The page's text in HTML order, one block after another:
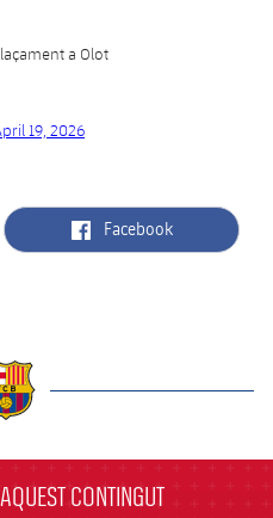
a Olot
19, 2026
label.aria.facebook
Facebook
CONTINGUT